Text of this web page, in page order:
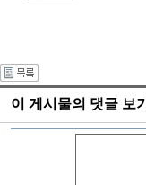
이 게시물의 댓글 보기